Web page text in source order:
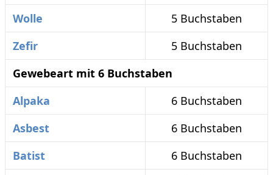
Wolle
5 Buchstaben
Zefir
5 Buchstaben
Gewebeart mit 6 Buchstaben
Alpaka
6 Buchstaben
Asbest
6 Buchstaben
Batist
6 Buchstaben